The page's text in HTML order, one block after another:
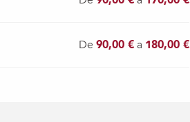
De90,00 €a 180,00 €